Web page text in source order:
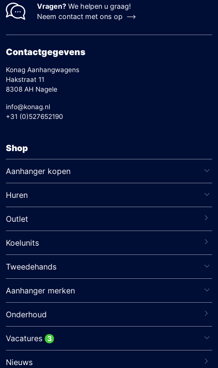
harte welkom op het showterrein om de
verschillende wagens fysiek te bezichtigen, of u
Vragen? We helpen u graag!
Neem contact met ons op
Contactgegevens
Konag Aanhangwagens
Hakstraat 11
8308 AH Nagele
info@konag.nl
+31 (0)527652190
Shop
Aanhanger kopen
Huren
Outlet
Koelunits
Tweedehands
Aanhanger merken
Onderhoud
Vacatures 3
Nieuws